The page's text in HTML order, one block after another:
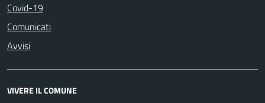
Covid-19
Comunicati
Avvisi
VIVERE IL COMUNE